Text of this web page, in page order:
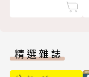
精選雜誌